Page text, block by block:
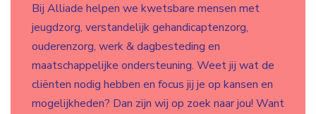
Bij Alliade helpen we kwetsbare mensen met
jeugdzorg, verstandelijk gehandicaptenzorg,
ouderenzorg, werk & dagbesteding en
maatschappelijke ondersteuning. Weet jij wat de
cliënten nodig hebben en focus jij je op kansen en
mogelijkheden? Dan zijn wij op zoek naar jou! Want